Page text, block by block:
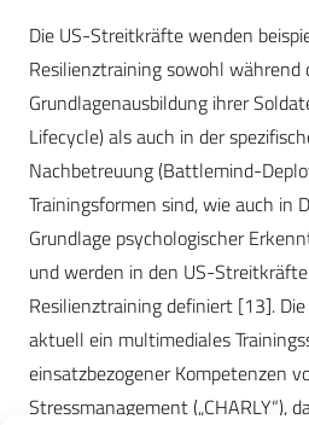
Die US-Streitkräfte wenden
Resilienztraining sowohl während
Grundlagenausbildung ihrer
Lifecycle) als auch in der
Nachbetreuung (Battlemind-
Trainingsformen sind, wie auch in
Grundlage psychologischer
und werden in den US-
Resilienztraining definiert [13].
aktuell ein multimediales
einsatzbezogener Kompetenzen
Stressmanagement („CHARLY“),